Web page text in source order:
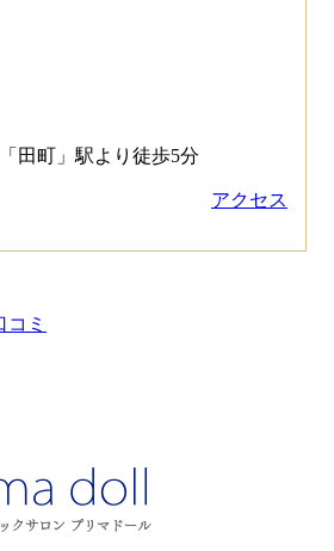
田町」駅より徒歩5分
アクセス
コミ